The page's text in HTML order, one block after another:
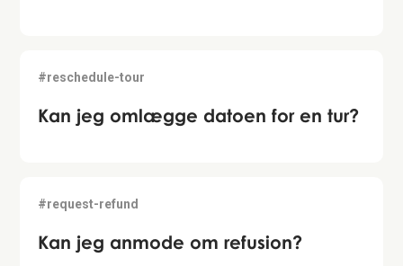
#reschedule-tour
Kan jeg omlægge datoen for en tur?
#request-refund
Kan jeg anmode om refusion?